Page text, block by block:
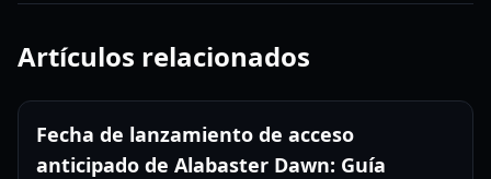
Artículos relacionados
Fecha de lanzamiento de acceso
anticipado de Alabaster Dawn: Guía